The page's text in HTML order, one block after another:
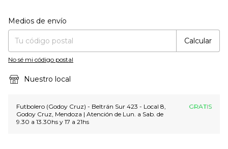
Entregas para el CP:
Medios de envío
Calcular
No sé mi código postal
Nuestro local
Futbolero (Godoy Cruz) - Beltrán Sur 423 - Local 8,
Godoy Cruz, Mendoza | Atención de Lun. a Sab. de
9.30 a 13.30hs y 17 a 21hs
GRATIS